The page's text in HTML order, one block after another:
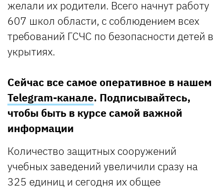
желали их родители. Всего начнут работу
607 школ области, с соблюдением всех
требований ГСЧС по безопасности детей в
укрытиях.
Сейчас все самое оперативное в нашем
Telegram-канале. Подписывайтесь,
чтобы быть в курсе самой важной
информации
Количество защитных сооружений
учебных заведений увеличили сразу на
325 единиц и сегодня их общее